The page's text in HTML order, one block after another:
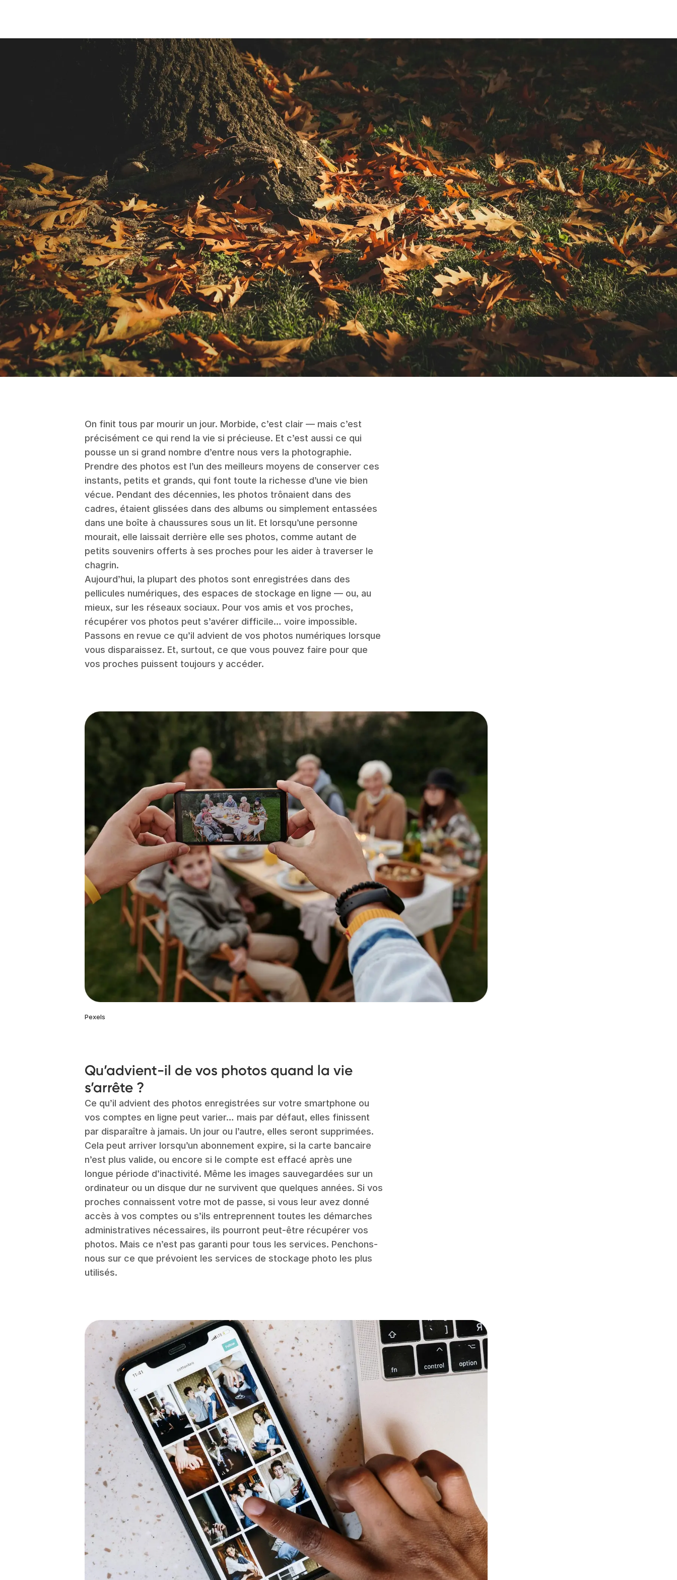
On finit tous par mourir un jour. Morbide, c’est clair — mais c’est
précisément ce qui rend la vie si précieuse. Et c’est aussi ce qui
pousse un si grand nombre d’entre nous vers la photographie.
Prendre des photos est l’un des meilleurs moyens de conserver ces
instants, petits et grands, qui font toute la richesse d’une vie bien
vécue. Pendant des décennies, les photos trônaient dans des
cadres, étaient glissées dans des albums ou simplement entassées
dans une boîte à chaussures sous un lit. Et lorsqu’une personne
mourait, elle laissait derrière elle ses photos, comme autant de
petits souvenirs offerts à ses proches pour les aider à traverser le
chagrin.
Aujourd’hui, la plupart des photos sont enregistrées dans des
pellicules numériques, des espaces de stockage en ligne — ou, au
mieux, sur les réseaux sociaux. Pour vos amis et vos proches,
récupérer vos photos peut s’avérer difficile… voire impossible.
Passons en revue ce qu’il advient de vos photos numériques lorsque
vous disparaissez. Et, surtout, ce que vous pouvez faire pour que
vos proches puissent toujours y accéder.
Pexels
Qu’advient-il de vos photos quand la vie
s’arrête ?
Ce qu’il advient des photos enregistrées sur votre smartphone ou
vos comptes en ligne peut varier… mais par défaut, elles finissent
par disparaître à jamais. Un jour ou l’autre, elles seront supprimées.
Cela peut arriver lorsqu’un abonnement expire, si la carte bancaire
n’est plus valide, ou encore si le compte est effacé après une
longue période d’inactivité. Même les images sauvegardées sur un
ordinateur ou un disque dur ne survivent que quelques années. Si vos
proches connaissent votre mot de passe, si vous leur avez donné
accès à vos comptes ou s’ils entreprennent toutes les démarches
administratives nécessaires, ils pourront peut-être récupérer vos
photos. Mais ce n’est pas garanti pour tous les services. Penchons-
nous sur ce que prévoient les services de stockage photo les plus
utilisés.